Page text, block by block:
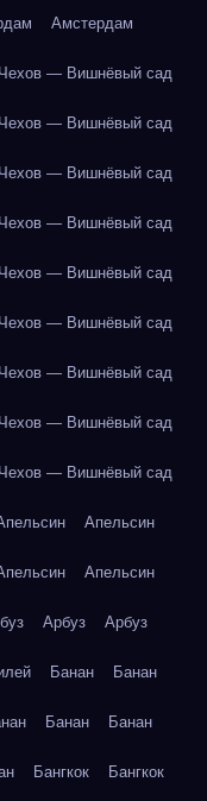
Амстердам
— Вишнёвый сад
— Вишнёвый сад
— Вишнёвый сад
— Вишнёвый сад
— Вишнёвый сад
— Вишнёвый сад
— Вишнёвый сад
— Вишнёвый сад
— Вишнёвый сад
Апельсин
Апельсин
Арбуз Арбуз
Банан Банан
Банан Банан
Бангкок Бангкок